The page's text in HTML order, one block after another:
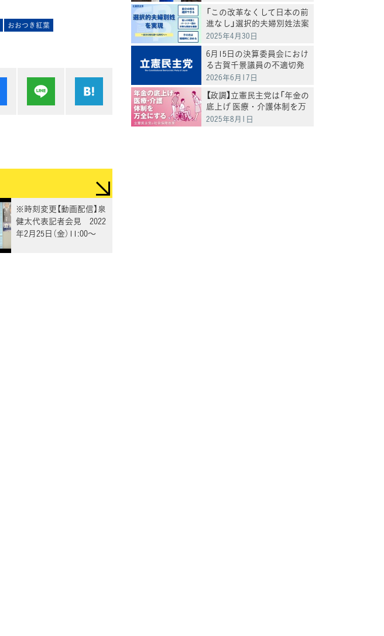
おおつき紅葉
シェア Lineで送る はてブ
※時刻変更【動画配信】泉
健太代表記者会見 2022
年2月25日（金）11:00～
「この改革なくして日本の前
進なし」選択的夫婦別姓法案
を提出
2025年4月30日
6月15日の決算委員会におけ
る古賀千景議員の不適切発
言と処分について
2026年6月17日
【政調】立憲民主党は「年金の
底上げ 医療・介護体制を万
全にする」
2025年8月1日